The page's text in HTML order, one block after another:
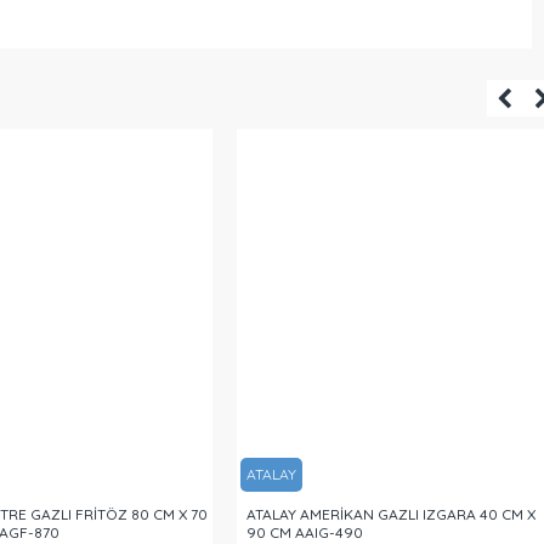
GAZLI FRİTÖZ 80 CM X 70
870
ATALAY
ATALAY AMERİKAN GAZLI IZGARA 40 CM X
90 CM AAIG-490